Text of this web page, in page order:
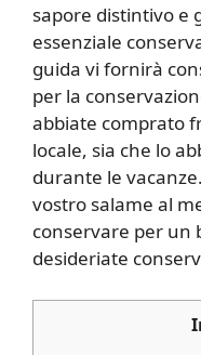
sapore distintivo e
essenziale
guida vi fornirà
per la
abbiate comprato
locale, sia che lo
durante le
vostro salame al
conservare per un
desideriate